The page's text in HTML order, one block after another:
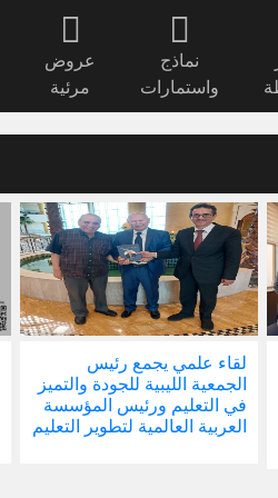
نماذج
واستمارات
عروض
مرئية
لقاء علمي يجمع رئيس
الجمعية الليبية للجودة والتميز
في التعليم ورئيس المؤسسة
العربية العالمية لتطوير التعليم